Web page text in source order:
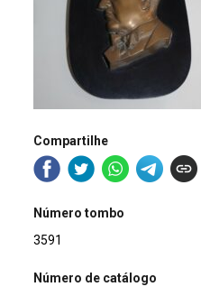
Compartilhe
Número tombo
3591
Número de catálogo